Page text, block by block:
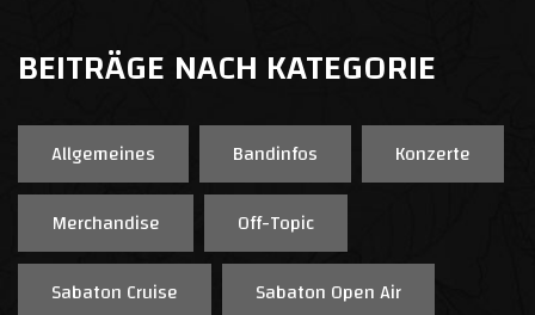
BEITRÄGE NACH KATEGORIE
Allgemeines Bandinfos
Konzerte
Merchandise
Off-Topic
Sabaton Cruise
Sabaton Open Air